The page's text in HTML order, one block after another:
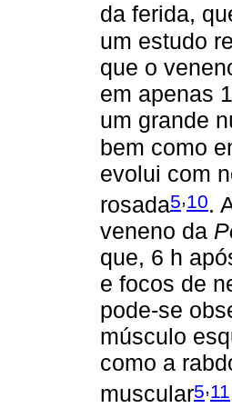
da ferida,
um estudo
que o
em apenas
um grande
bem como
evolui com
rosada5,10.
veneno da
que, 6 h
e focos de
pode-se
músculo
como a
muscular5,11